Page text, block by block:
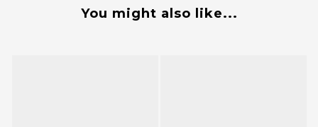
You might also like...